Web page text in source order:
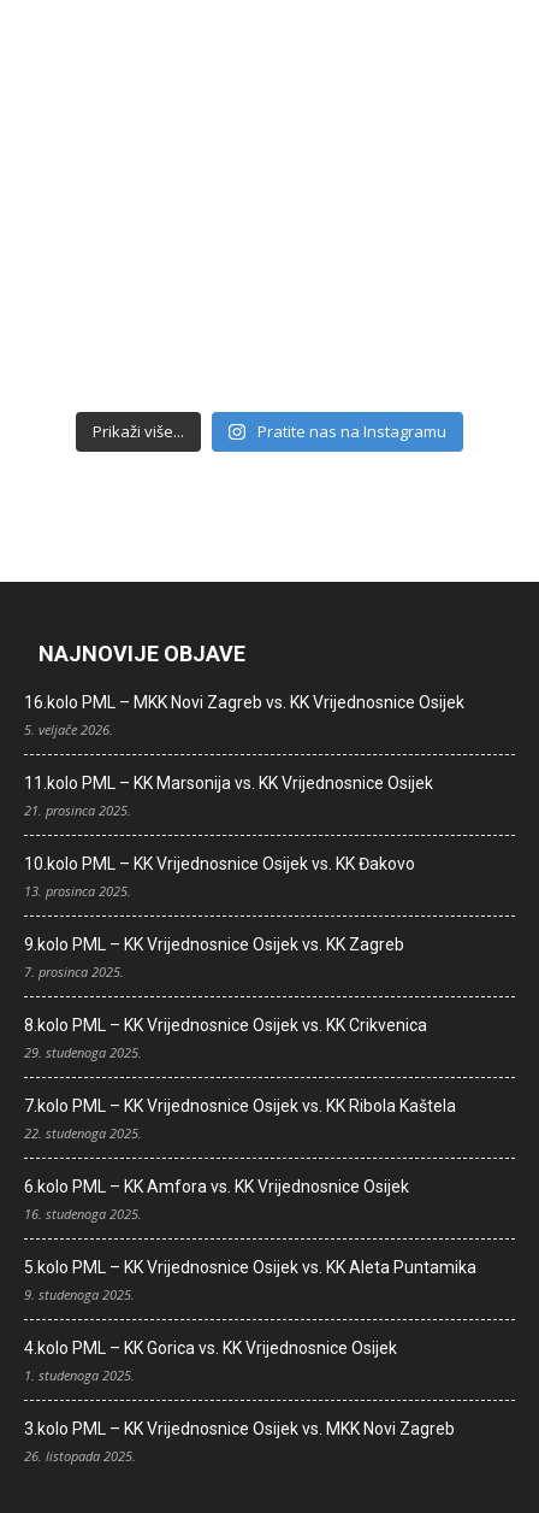
Prikaži više... Pratite nas na Instagramu
NAJNOVIJE OBJAVE
16.kolo PML – MKK Novi Zagreb vs. KK Vrijednosnice Osijek
5. veljače 2026.
11.kolo PML – KK Marsonija vs. KK Vrijednosnice Osijek
21. prosinca 2025.
10.kolo PML – KK Vrijednosnice Osijek vs. KK Đakovo
13. prosinca 2025.
9.kolo PML – KK Vrijednosnice Osijek vs. KK Zagreb
7. prosinca 2025.
8.kolo PML – KK Vrijednosnice Osijek vs. KK Crikvenica
29. studenoga 2025.
7.kolo PML – KK Vrijednosnice Osijek vs. KK Ribola Kaštela
22. studenoga 2025.
6.kolo PML – KK Amfora vs. KK Vrijednosnice Osijek
16. studenoga 2025.
5.kolo PML – KK Vrijednosnice Osijek vs. KK Aleta Puntamika
9. studenoga 2025.
4.kolo PML – KK Gorica vs. KK Vrijednosnice Osijek
1. studenoga 2025.
3.kolo PML – KK Vrijednosnice Osijek vs. MKK Novi Zagreb
26. listopada 2025.